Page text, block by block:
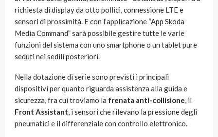
richiesta di display da otto pollici, connessione LTE e
sensori di prossimità. E con l’applicazione “App Skoda
Media Command” sarà possibile gestire tutte le varie
funzioni del sistema con uno smartphone o un tablet pure
seduti nei sedili posteriori.
Nella dotazione di serie sono previsti i principali
dispositivi per quanto riguarda assistenza alla guida e
sicurezza, fra cui troviamo la frenata anti-collisione, il
Front Assistant, i sensori che rilevano la pressione degli
pneumatici e il differenziale con controllo elettronico.